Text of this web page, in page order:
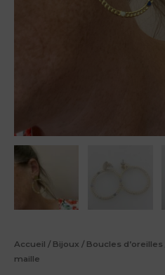
Accueil / Bijoux / Boucles d’oreilles
maille